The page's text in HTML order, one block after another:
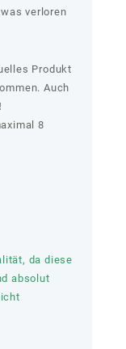
verloren
Produkt
Auch
8
da diese
absolut